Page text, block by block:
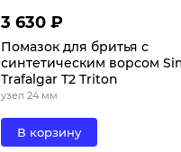
3 630 ₽
Помазок для бритья с
синтетическим ворсом
Trafalgar T2 Triton
узел 24 мм
В корзину